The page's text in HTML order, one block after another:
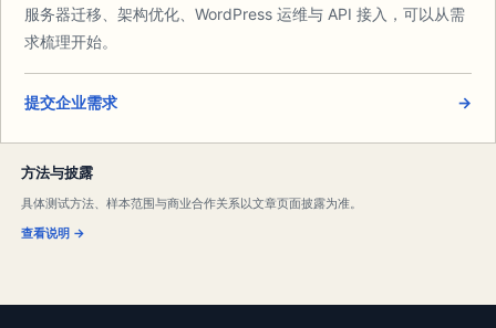
服务器迁移、架构优化、WordPress 运维与 API 接入，可以从需
求梳理开始。
提交企业需求 →
方法与披露
具体测试方法、样本范围与商业合作关系以文章页面披露为准。
查看说明 →